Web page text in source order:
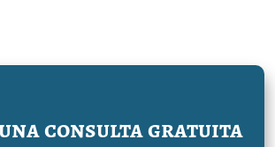
consulta gratuita